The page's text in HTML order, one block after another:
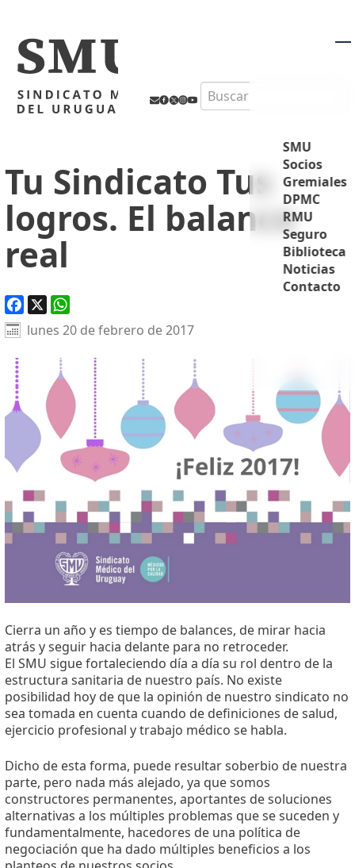
Search
SMU
Socios
Gremiales
DPMC
RMU
Seguro
Biblioteca
Noticias
Contacto
Tu Sindicato Tus
logros. El balance
real
Facebook
X WhatsApp
lunes 20 de febrero de 2017
Cierra un año y es tiempo de balances, de mirar hacia
atrás y seguir hacia delante para no retroceder.
El SMU sigue fortaleciendo día a día su rol dentro de la
estructura sanitaria de nuestro país. No existe
posibilidad hoy de que la opinión de nuestro sindicato no
sea tomada en cuenta cuando de definiciones de salud,
ejercicio profesional y trabajo médico se habla.
Dicho de esta forma, puede resultar soberbio de nuestra
parte, pero nada más alejado, ya que somos
constructores permanentes, aportantes de soluciones
alternativas a los múltiples problemas que se suceden y
fundamentalmente, hacedores de una política de
negociación que ha dado múltiples beneficios a los